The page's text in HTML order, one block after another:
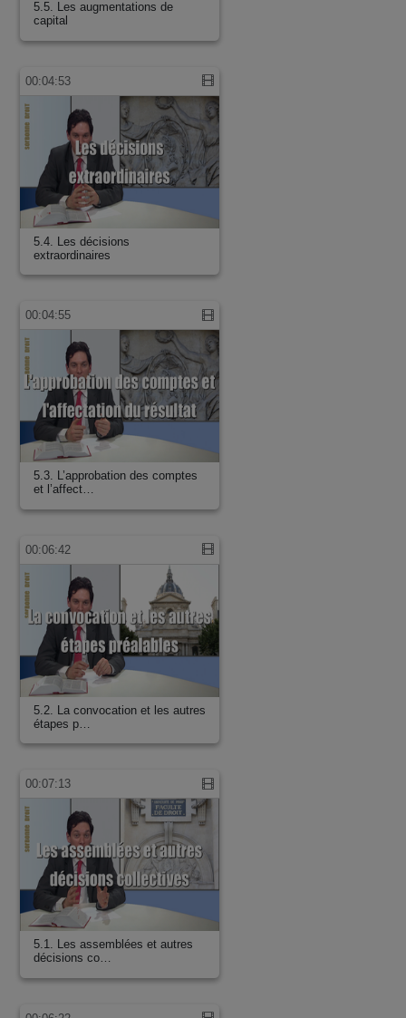
5.5. Les augmentations de
capital
00:04:53
5.4. Les décisions
extraordinaires
00:04:55
5.3. L’approbation des comptes
et l’affect…
00:06:42
5.2. La convocation et les autres
étapes p…
00:07:13
5.1. Les assemblées et autres
décisions co…